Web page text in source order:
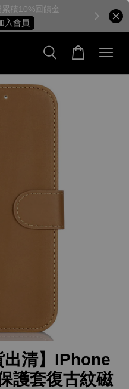
累積10%回饋金
入會員
出清】IPhone
護套復古紋磁